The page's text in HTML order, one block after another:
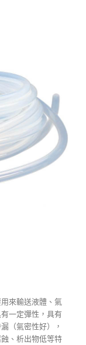
來輸送液體、氣
一定彈性，具有
（氣密性好），
、析出物低等特